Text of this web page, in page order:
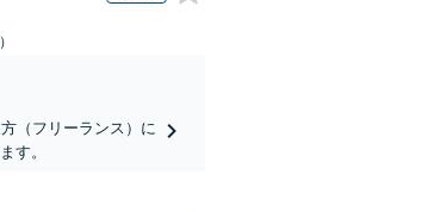
（フリーランス）に
す。